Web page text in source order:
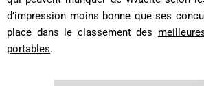
d’impression moins bonne que ses
place dans le classement des
portables.